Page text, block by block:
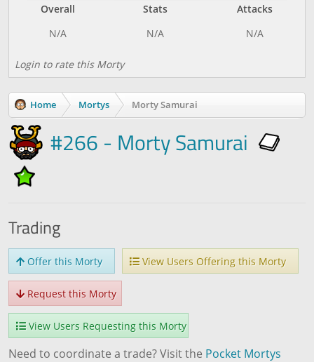
Overall Stats Attacks
Login to rate this Morty
Home Mortys Morty Samurai
#266 - Morty Samurai
Trading
Offer this Morty View Users Offering this Morty
Request this Morty
View Users Requesting this Morty
Need to coordinate a trade? Visit the Pocket Mortys